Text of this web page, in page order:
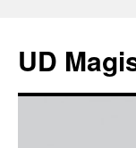
contenido
UD